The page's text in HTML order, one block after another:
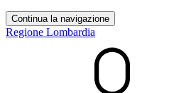
Continua la navigazione
Regione Lombardia